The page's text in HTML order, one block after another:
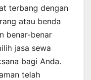
terbang dengan
atau benda
benar-benar
jasa sewa
bagi Anda.
telah